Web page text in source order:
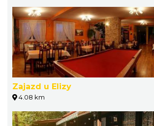
Zajazd u Elizy
4.08 km